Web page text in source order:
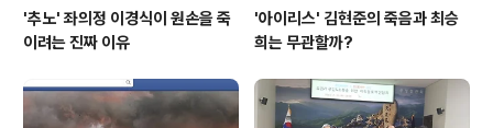
'추노' 좌의정 이경식이 원손을 죽
이려는 진짜 이유
'아이리스' 김현준의 죽음과 최승
희는 무관할까?